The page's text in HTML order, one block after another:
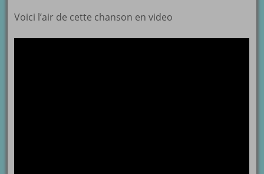
Voici l’air de cette chanson en video